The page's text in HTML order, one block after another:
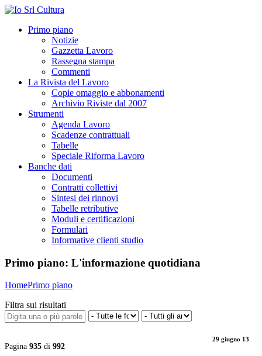
Primo piano
Notizie
Gazzetta Lavoro
Rassegna stampa
Commenti
La Rivista del Lavoro
Copie omaggio e abbonamenti
Archivio Riviste dal 2007
Strumenti
Agenda Lavoro
Scadenze contrattuali
Tabelle
Speciale Riforma Lavoro
Banche dati
Documenti
Contratti collettivi
Sintesi dei rinnovi
Tabelle retributive
Moduli e certificazioni
Formulari
Informative clienti studio
Primo piano: L'informazione quotidiana
HomePrimo piano
Filtra sui risultati
Pagina 935 di 992
29 giugno 13